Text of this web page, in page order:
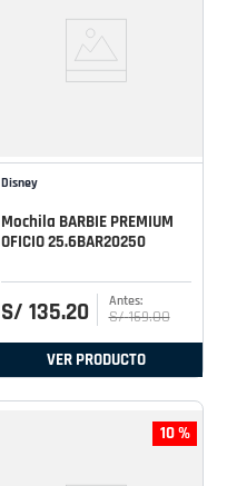
Disney
Mochila BARBIE PREMIUM
OFICIO 25.6BAR20250
S/ 135.20 S/ 169.00
VER PRODUCTO
10 %